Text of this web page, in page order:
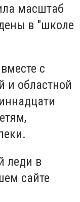
масштаб
в "школе
с
и областной
леди в
сайте